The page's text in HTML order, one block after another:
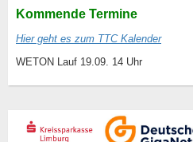
Kommende Termine
Hier geht es zum TTC Kalender
WETON Lauf 19.09. 14 Uhr